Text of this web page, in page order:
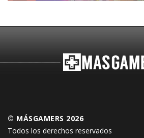
© MÁSGAMERS 2026
Todos los derechos reservados